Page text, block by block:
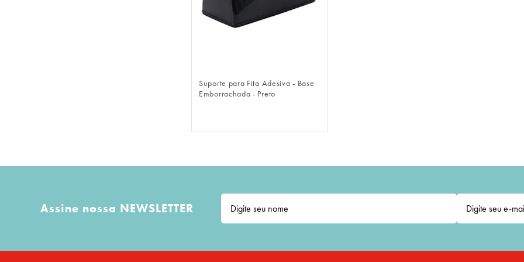
Suporte para Fita Adesiva - Base
Emborrachada - Preto
Assine nossa NEWSLETTER